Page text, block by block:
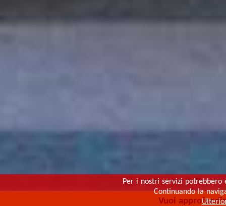
Per i nostri servizi potrebbero
Continuando la
Vuoi